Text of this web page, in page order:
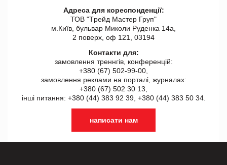
Адреса для кореспонденції:
ТОВ "Tрейд Мастер Груп"
м.Київ, бульвар Миколи Руденка 14а,
2 поверх, оф 121, 03194
Контакти для:
замовлення треннгів, конференцій:
+380 (67) 502-99-00,
замовлення реклами на порталі, журналах:
+380 (67) 502 30 13,
інші питання: +380 (44) 383 92 39, +380 (44) 383 50 34.
написати нам